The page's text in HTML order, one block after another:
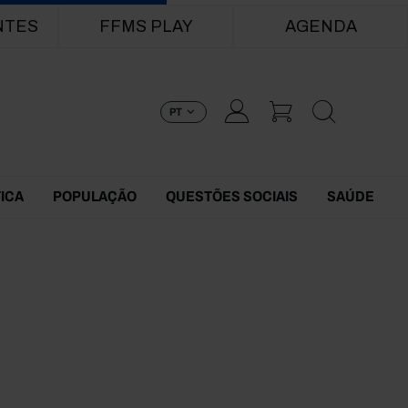
FFMS PLAY AGENDA
PT
POPULAÇÃO QUESTÕES SOCIAIS SAÚDE